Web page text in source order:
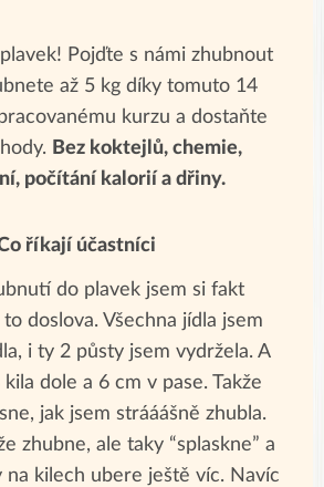
Pojďte s námi zhubnout
až 5 kg díky tomuto 14
kurzu a dostaňte
Bez koktejlů, chemie,
počítání kalorií a dřiny.
říkají účastníci
do plavek jsem si fakt
doslova. Všechna jídla jsem
i ty 2 půsty jsem vydržela. A
dole a 6 cm v pase. Takže
jak jsem strááášně zhubla.
zhubne, ale taky “splaskne” a
kilech ubere ještě víc. Navíc